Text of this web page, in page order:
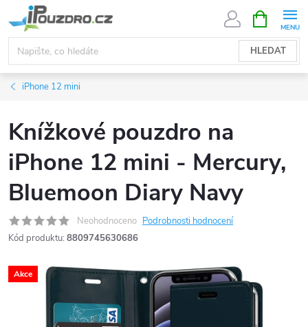
na
obsah
HLEDAT
NÁKUPNÍ
KOŠÍK
iPhone 12 mini
Knížkové pouzdro na
iPhone 12 mini - Mercury,
Bluemoon Diary Navy
Neohodnoceno Podrobnosti hodnocení
Kód produktu: 8809745630686
Akce